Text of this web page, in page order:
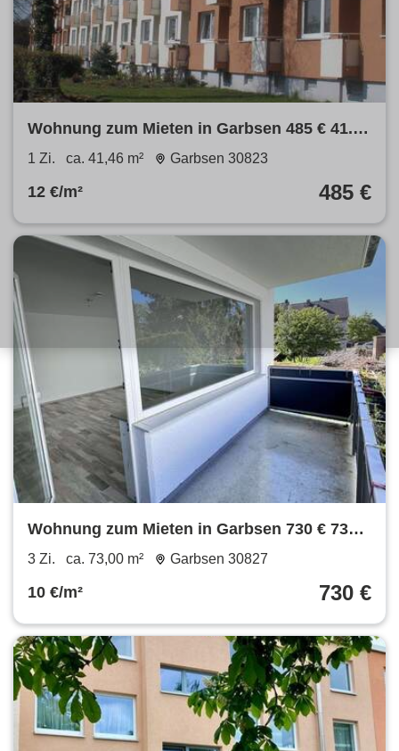
Wohnung zum Mieten in Garbsen 485 € 41.46
m²
1 Zi. ca. 41,46 m² Garbsen 30823
12 €/m² 485 €
Wohnung zum Mieten in Garbsen 730 € 73
m²
3 Zi. ca. 73,00 m² Garbsen 30827
10 €/m² 730 €